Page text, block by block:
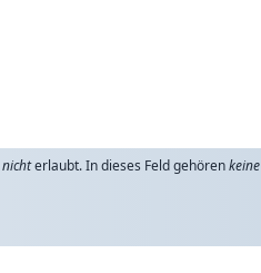
nichterlaubt. In dieses Feld gehörenkeine